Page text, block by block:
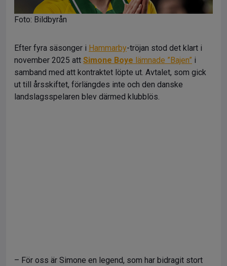
Foto: Bildbyrån
Efter fyra säsonger i Hammarby-tröjan stod det klart i
november 2025 att Simone Boye lämnade ”Bajen” i
samband med att kontraktet löpte ut. Avtalet, som gick
ut till årsskiftet, förlängdes inte och den danske
landslagsspelaren blev därmed klubblös.
– För oss är Simone en legend, som har bidragit stort